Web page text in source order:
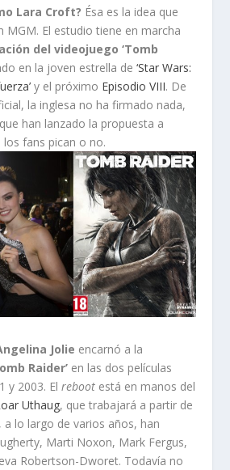
Lara Croft? Ésa es la idea que
MGM. El estudio tiene en marcha
del videojuego ‘Tomb
en la joven estrella de‘Star Wars:
y el próximo Episodio VIII. De
la inglesa no ha firmado nada,
han lanzado la propuesta a
fans pican o no.
Jolie encarnó a la
Raider’ en las dos películas
y 2003. Elreboot está en manos del
Uthaug, que trabajará a partir de
a lo largo de varios años, han
Marti Noxon, Mark Fergus,
Robertson-Dworet. Todavía no